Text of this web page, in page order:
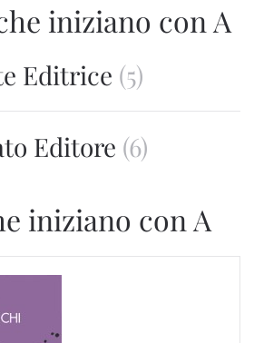
iniziano con A
Editrice (5)
Editore (6)
iniziano con A